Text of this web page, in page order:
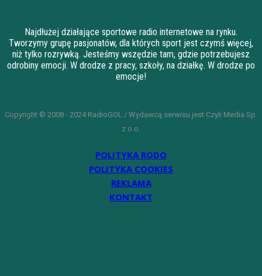
Najdłużej działające sportowe radio internetowe na rynku.
Tworzymy grupę pasjonatów, dla których sport jest czymś więcej,
niż tylko rozrywką. Jesteśmy wszędzie tam, gdzie potrzebujesz
odrobiny emocji. W drodze z pracy, szkoły, na działkę. W drodze po
emocje!
Copyright © 2008 - 2024 RadioGOL / Wydawcą serwisu jest Czyli Media Sp.
z o.o.
POLITYKA RODO
POLITYKA COOKIES
REKLAMA
KONTAKT